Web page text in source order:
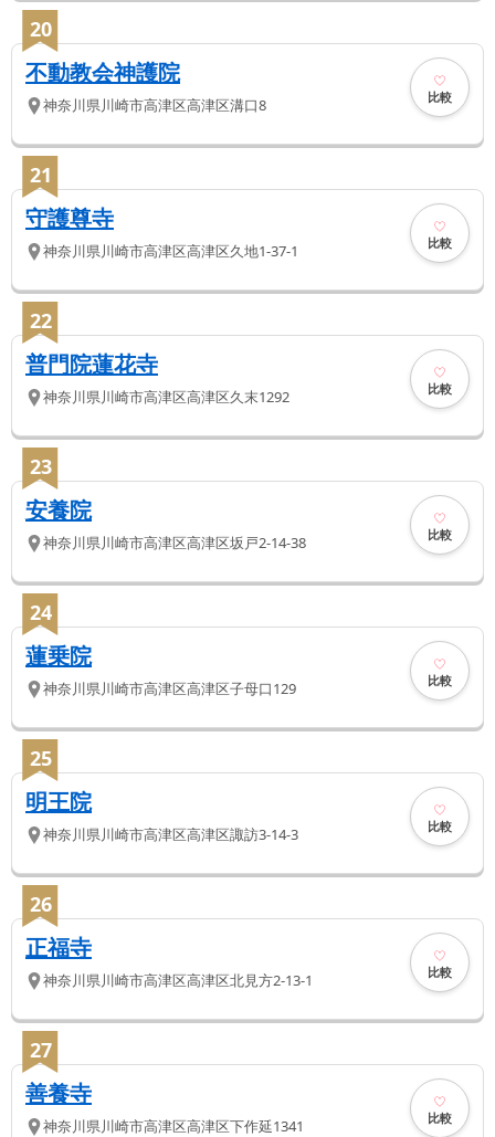
20
不動教会神護院
神奈川県川崎市高津区高津区溝口8 比較
21
守護尊寺
神奈川県川崎市高津区高津区久地1-37-1 比較
22
普門院蓮花寺
神奈川県川崎市高津区高津区久末1292 比較
23
安養院
神奈川県川崎市高津区高津区坂戸2-14-38 比較
24
蓮乗院
神奈川県川崎市高津区高津区子母口129 比較
25
明王院
神奈川県川崎市高津区高津区諏訪3-14-3 比較
26
正福寺
神奈川県川崎市高津区高津区北見方2-13-1 比較
27
善養寺
神奈川県川崎市高津区高津区下作延1341 比較